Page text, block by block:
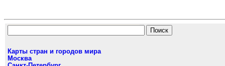
Карты стран и городов мира
Москва